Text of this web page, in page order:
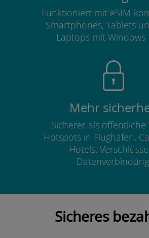
Funktioniert mit eSIM-
Smartphones, Tablets
Laptops mit Windows
Mehr
Sicherer als öffentliche
Hotspots in Flughäfen,
Hotels.
Sicheres